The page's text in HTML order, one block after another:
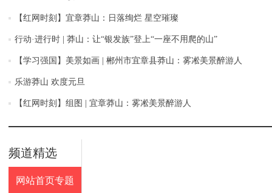
【红网时刻】宜章莽山：日落绚烂 星空璀璨
行动·进行时 | 莽山：让“银发族”登上“一座不用爬的山”
【学习强国】美景如画 | 郴州市宜章县莽山：雾凇美景醉游人
乐游莽山 欢度元旦
【红网时刻】组图 | 宜章莽山：雾凇美景醉游人
频道精选
网站首页专题